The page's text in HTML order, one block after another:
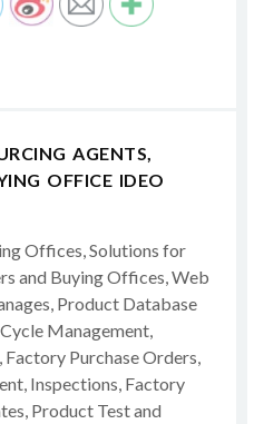
AGENTS,
OFFICE IDEO
Offices, Solutions for
and Buying Offices, Web
Product Database
Management,
Purchase Orders,
Inspections, Factory
Product Test and